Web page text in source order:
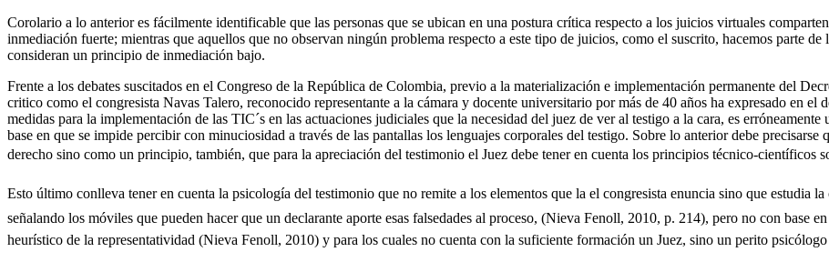
Corolario a lo anterior es fácilmente identificable que las personas que se ubican en una postura crítica respecto a los juicios virtuales
inmediación fuerte; mientras que aquellos que no observan ningún problema respecto a este tipo de juicios, como el suscrito, hacemos parte
consideran un principio de inmediación bajo.
Frente a los debates suscitados en el Congreso de la República de Colombia, previo a la materialización e implementación permanente del
critico como el congresista Navas Talero, reconocido representante a la cámara y docente universitario por más de 40 años ha expresado en
medidas para la implementación de las TIC´s en las actuaciones judiciales que la necesidad del juez de ver al testigo a la cara, es
base en que se impide percibir con minuciosidad a través de las pantallas los lenguajes corporales del testigo. Sobre lo anterior debe
derecho sino como un principio, también, que para la apreciación del testimonio el Juez debe tener en cuenta los principios técnico-científicos
Esto último conlleva tener en cuenta la psicología del testimonio que no remite a los elementos que la el congresista enuncia sino que estudia
señalando los móviles que pueden hacer que un declarante aporte esas falsedades al proceso, (Nieva Fenoll, 2010, p. 214), pero no con base
heurístico de la representatividad (Nieva Fenoll, 2010) y para los cuales no cuenta con la suficiente formación un Juez, sino un perito